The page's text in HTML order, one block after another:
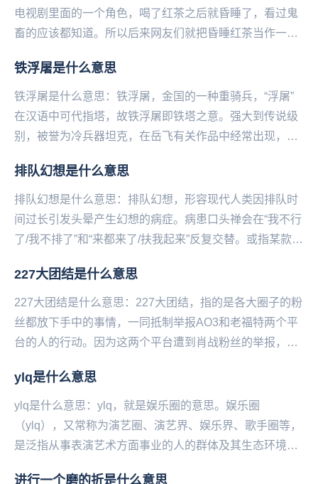
电视剧里面的一个角色，喝了红茶之后就昏睡了，看过鬼
畜的应该都知道。所以后来网友们就把昏睡红茶当作一个
睡...
铁浮屠是什么意思
铁浮屠是什么意思：铁浮屠，金国的一种重骑兵，“浮屠”
在汉语中可代指塔，故铁浮屠即铁塔之意。强大到传说级
别，被誉为冷兵器坦克‌‌‌‌‌‌‌‌‌‌‌，在岳飞有关作品中经常出现，但
排队幻想是什么意思
排队幻想是什么意思：排队幻想，形容现代人类因排队时
间过长引发头晕产生幻想的病症。病患口头禅会在“我不行
了/我不排了”和“来都来了/扶我起来”反复交替。或指某款刚
227大团结是什么意思
227大团结是什么意思：227大团结，指的是各大圈子的粉
丝都放下手中的事情，一同抵制举报AO3和老福特两个平
台的人的行动。因为这两个平台遭到肖战粉丝的举报，导
ylq是什么意思
ylq是什么意思：ylq，就是娱乐圈的意思。娱乐圈
（ylq），又常称为演艺圈、演艺界、娱乐界、歌手圈等，
是泛指从事表演艺术方面事业的人的群体及其生态环境。
进行一个磨的折是什么意思